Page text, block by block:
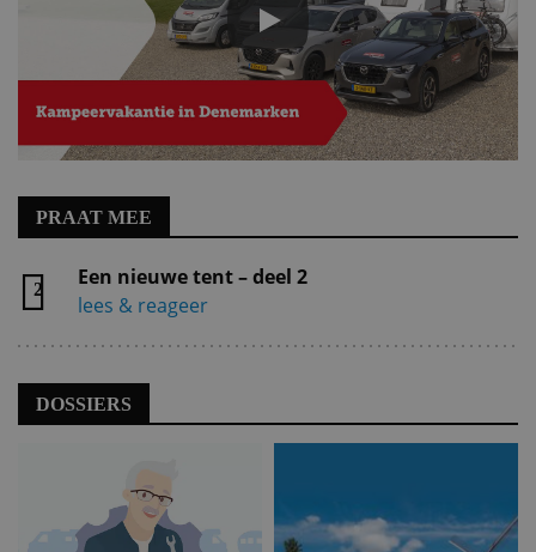
PRAAT MEE
2
Een nieuwe tent – deel 2
lees & reageer
DOSSIERS